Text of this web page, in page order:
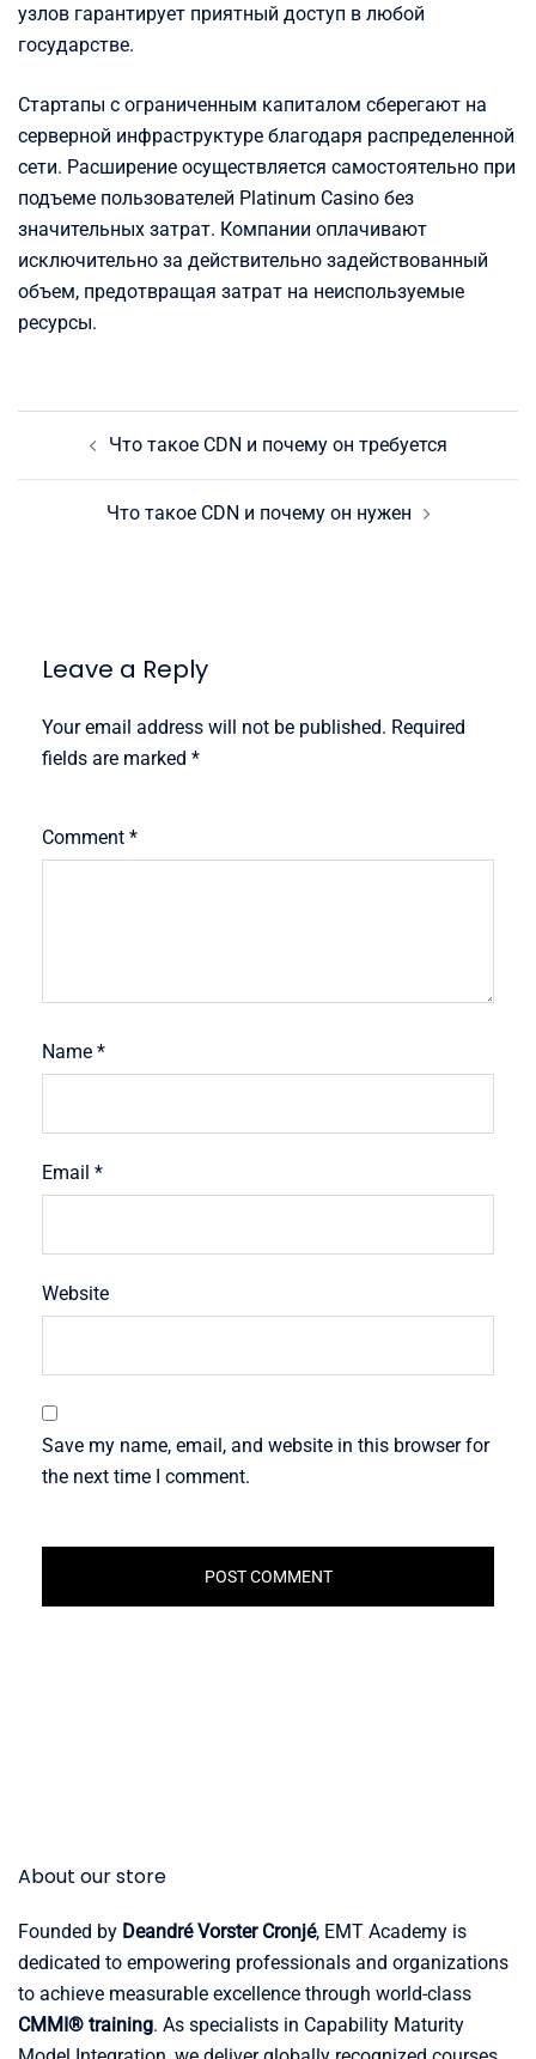
узлов гарантирует приятный доступ в любой
государстве.
Стартапы с ограниченным капиталом сберегают на
серверной инфраструктуре благодаря распределенной
сети. Расширение осуществляется самостоятельно при
подъеме пользователей Platinum Casino без
значительных затрат. Компании оплачивают
исключительно за действительно задействованный
объем, предотвращая затрат на неиспользуемые
ресурсы.
navigationЧто такое CDN и почему он требуется
Что такое CDN и почему он нужен
Leave a Reply
Your email address will not be published. Required
fields are marked *
Comment *
Name *
Email *
Website
Save my name, email, and website in this browser for
the next time I comment.
About our store
Founded by Deandré Vorster Cronjé, EMT Academy is
dedicated to empowering professionals and organizations
to achieve measurable excellence through world-class
CMMI® training. As specialists in Capability Maturity